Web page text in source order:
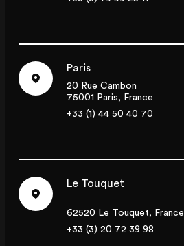
Paris
20 Rue Cambon
75001 Paris, France
+33 (1) 44 50 40 70
Le Touquet
62520 Le Touquet, France
+33 (3) 20 72 39 98